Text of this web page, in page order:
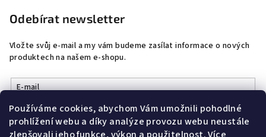
Používáme cookies, abychom Vám umožnili pohodlné
prohlížení webu a díky analýze provozu webu neustále
Odebírat newsletter
Vložte svůj e-mail a my vám budeme zasílat informace o nových
produktech na našem e-shopu.
E-mail
Vložením e-mailu souhlasíte spodmínkami ochrany osobních
údajů